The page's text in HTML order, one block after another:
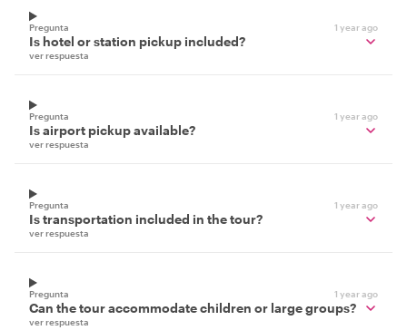
Pregunta 1 year ago
Is hotel or station pickup included?
ver respuesta
Pregunta 1 year ago
Is airport pickup available?
ver respuesta
Pregunta 1 year ago
Is transportation included in the tour?
ver respuesta
Pregunta 1 year ago
Can the tour accommodate children or large groups?
ver respuesta